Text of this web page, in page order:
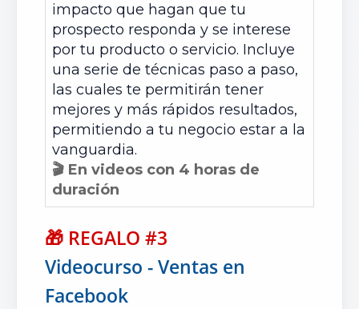
impacto que hagan que tu
prospecto responda y se interese
por tu producto o servicio. Incluye
una serie de técnicas paso a paso,
las cuales te permitirán tener
mejores y más rápidos resultados,
permitiendo a tu negocio estar a la
vanguardia.
🎬 En videos con 4 horas de
duración
🎁 REGALO #3
Videocurso - Ventas en
Facebook